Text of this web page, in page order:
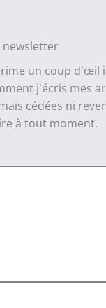
newsletter
un coup d'œil
j'écris mes
cédées ni
à tout moment.